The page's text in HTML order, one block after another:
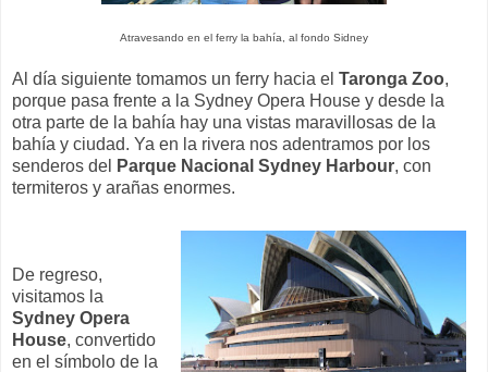
Atravesando en el ferry la bahía, al fondo Sidney
Al día siguiente tomamos un ferry hacia el Taronga Zoo,
porque pasa frente a la Sydney Opera House y desde la
otra parte de la bahía hay una vistas maravillosas de la
bahía y ciudad. Ya en la rivera nos adentramos por los
senderos del
Parque Nacional Sydney Harbour, con
termiteros y arañas enormes.
De regreso,
visitamos la
Sydney Opera
House, convertido
en el símbolo de la